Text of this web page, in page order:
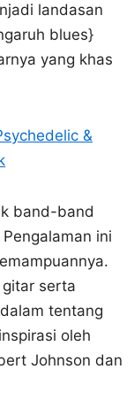
landasan
blues}
yang khas
&
band-band
ini
serta
tentang
oleh
Johnson dan